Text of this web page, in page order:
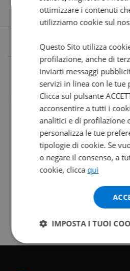
ottimizzare i contenuti
utilizziamo cookie sul
Questo Sito utilizza
profilazione, anche di
inviarti messaggi
servizi in linea con le tue
Clicca sul pulsante
acconsentire a tutti i
analitici e di profilazione
personalizza le tue
tipologie di cookie. Se
o negare il consenso, a
cookie, clicca qui
IMPOSTA I TUOI